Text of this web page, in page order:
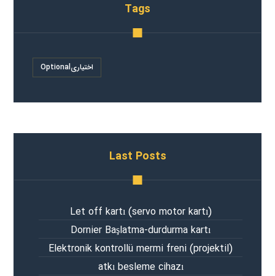
Tags
Optionalاختیاری
Last Posts
Let off kartı (servo motor kartı)
Dornier Başlatma-durdurma kartı
Elektronik kontrollü mermi freni (projektil)
atkı besleme cihazı